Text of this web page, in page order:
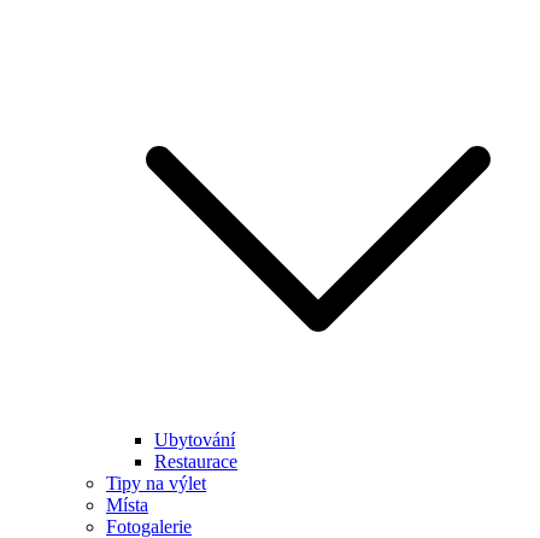
Ubytování
Restaurace
Tipy na výlet
Místa
Fotogalerie